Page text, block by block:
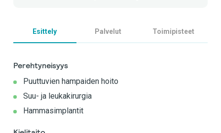
Esittely Palvelut Toimipisteet
Perehtyneisyys
Puuttuvien hampaiden hoito
Suu- ja leukakirurgia
Hammasimplantit